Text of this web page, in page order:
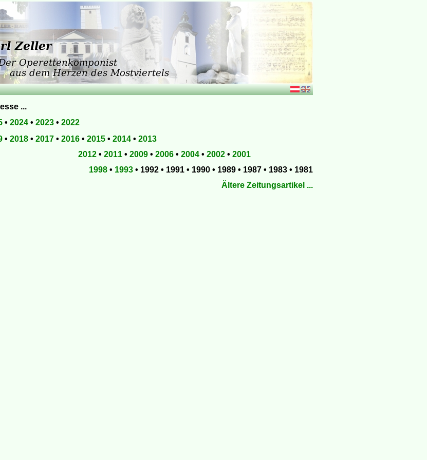
...
• 2024 • 2023 • 2022
• 2018 • 2017 • 2016 • 2015 • 2014 • 2013
2012 • 2011 • 2009 • 2006 • 2004 • 2002 • 2001
1998 • 1993 • 1992 • 1991 • 1990 • 1989 • 1987 • 1983 • 1981
Ältere Zeitungsartikel ...